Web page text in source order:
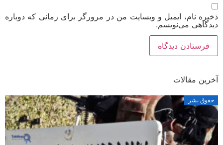
ذخیره نام، ایمیل و وبسایت من در مرورگر برای زمانی که دوباره
دیدگاهی می‌نویسم.
آخرین مقالات
حقوق بشر